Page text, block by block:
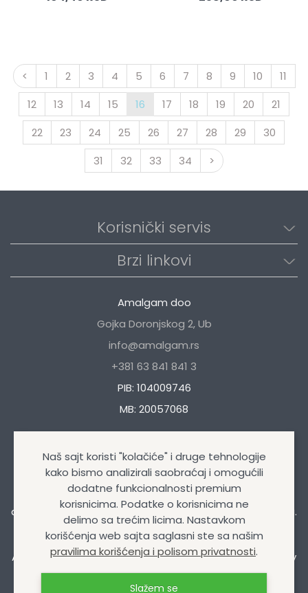
< 1 2 3 4 5 6 7 8 9 10
11
12
13 14 15 16 17 18 19 20
21
22
23 24 25 26 27 28 29
30
31
32 33 34 >
Korisnički servis
Brzi linkovi
Amalgam doo
Gojka Doronjskog 2, Ub
info@amalgam.rs
+381 63 841 841 3
PIB: 104009746
MB: 20057068
Naša kompanija se bavi trgovinom autokozmetikom i
auto opremom, uljima i mazivima, tehničkim sprejevima.
Amalgam doo© Sva prava zadržana 2026 | Design&Dev
byIzrada internet prodavnice
Naš sajt koristi "kolačiće" i druge tehnologije
kako bismo analizirali saobraćaj i omogućili
dodatne funkcionalnosti premium
korisnicima. Podatke o korisnicima ne
delimo sa trećim licima. Nastavkom
korišćenja web sajta saglasni ste sa našim
pravilima korišćenja i polisom privatnosti.
Slažem se